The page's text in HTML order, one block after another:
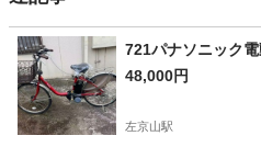
721パナソニック
48,000円
左京山駅